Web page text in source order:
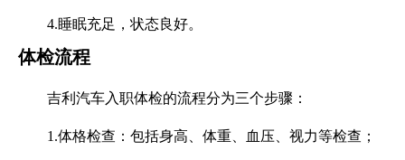
4.睡眠充足，状态良好。
体检流程
吉利汽车入职体检的流程分为三个步骤：
1.体格检查：包括身高、体重、血压、视力等检查；